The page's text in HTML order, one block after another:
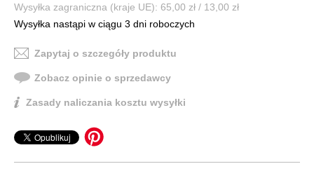
Wysyłka zagraniczna (kraje UE): 65,00 zł / 13,00 zł
Wysyłka nastąpi w ciągu 3 dni roboczych
Zapytaj o szczegóły produktu
Zobacz opinie o sprzedawcy
Zasady naliczania kosztu wysyłki